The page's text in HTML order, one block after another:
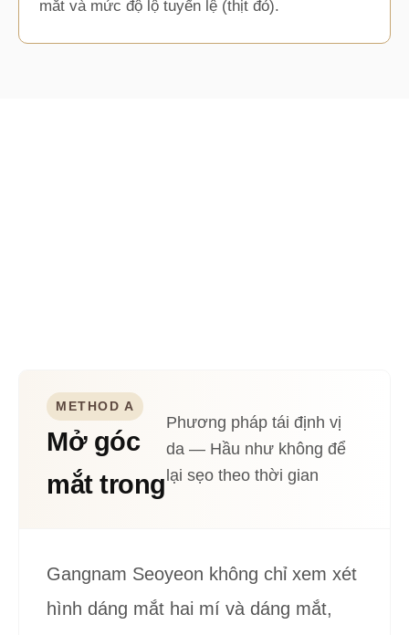
mắt và mức độ lộ tuyến lệ (thịt đỏ).
METHOD A
Mở góc
mắt trong
Phương pháp tái định vị
da — Hầu như không để
lại sẹo theo thời gian
Gangnam Seoyeon không chỉ xem xét
hình dáng mắt hai mí và dáng mắt,